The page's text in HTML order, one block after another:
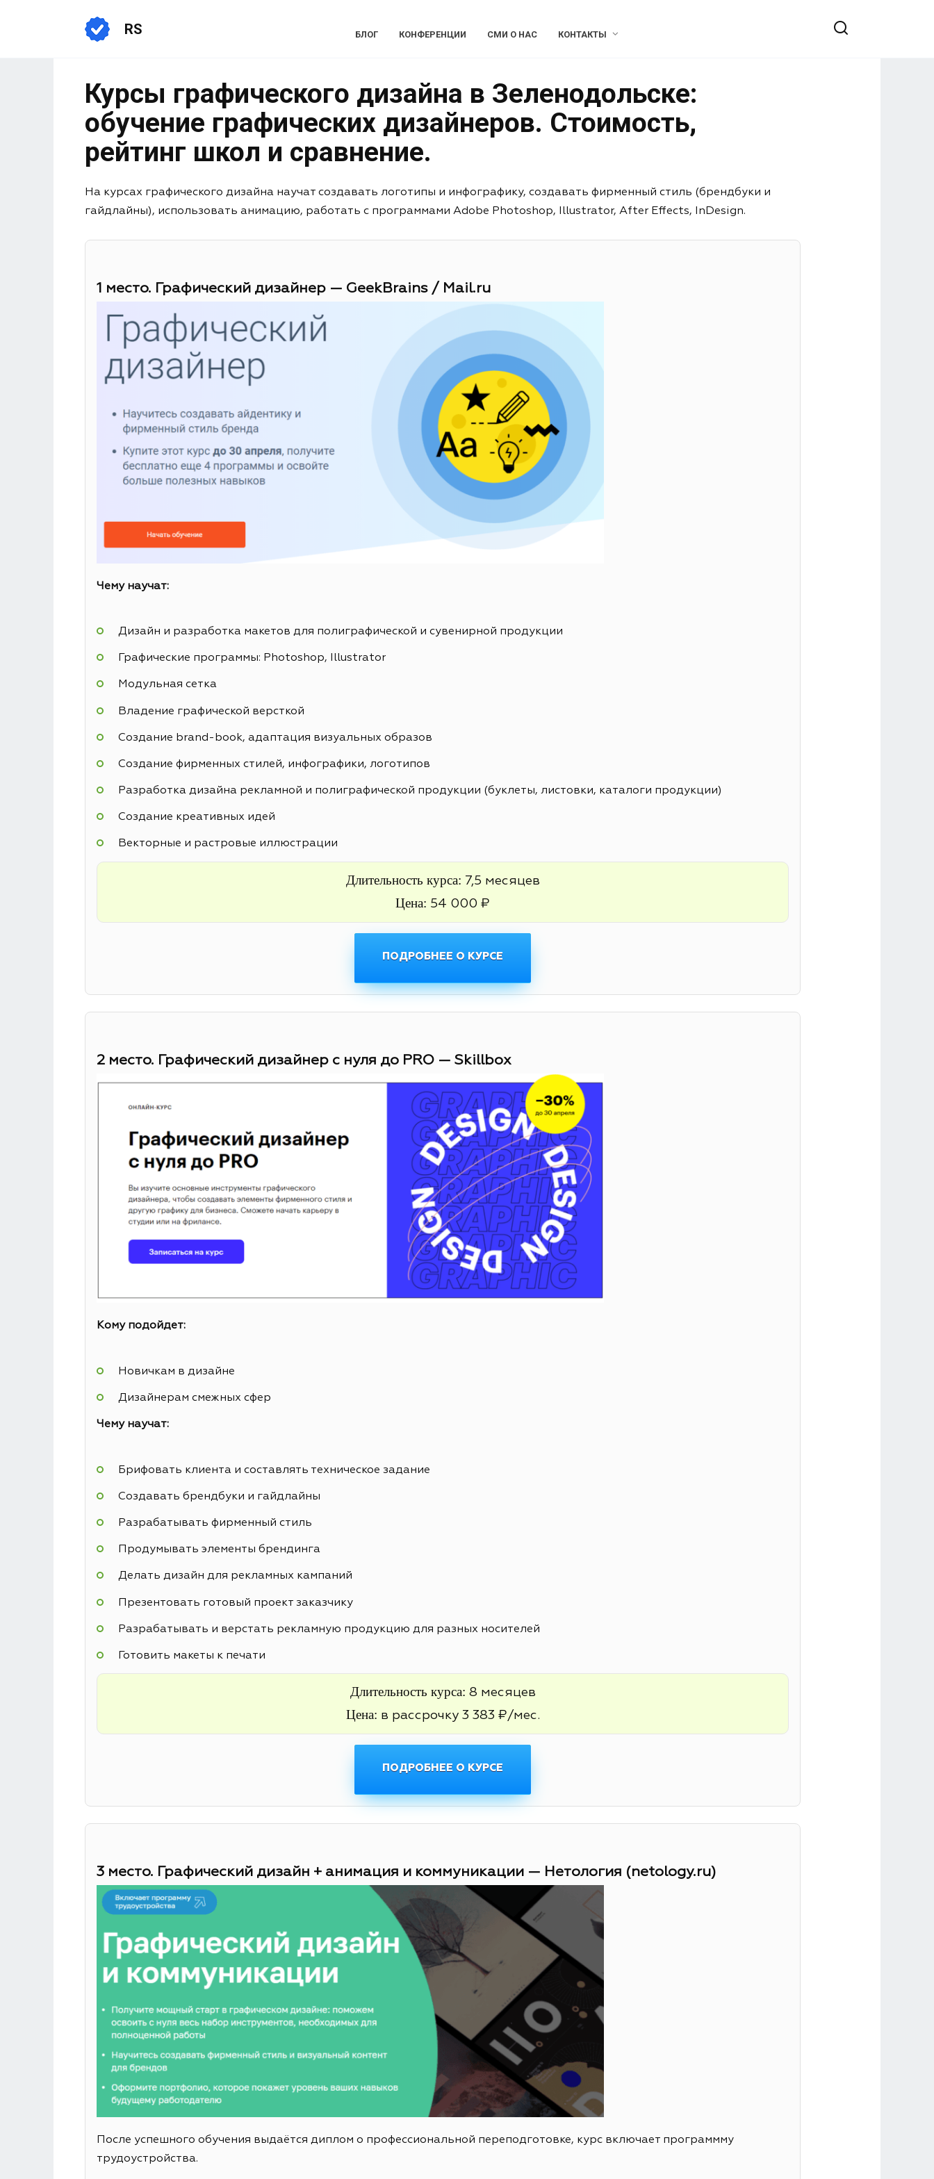
RS БЛОГ КОНФЕРЕНЦИИ СМИ О НАС КОНТАКТЫ
Курсы графического дизайна в Зеленодольске:
обучение графических дизайнеров. Стоимость,
рейтинг школ и сравнение.
На курсах графического дизайна научат создавать логотипы и инфографику, создавать фирменный стиль (брендбуки и
гайдлайны), использовать анимацию, работать с программами Adobe Photoshop, Illustrator, After Effects, InDesign.
1 место. Графический дизайнер — GeekBrains / Mail.ru
Чему научат:
Дизайн и разработка макетов для полиграфической и сувенирной продукции
Графические программы: Photoshop, Illustrator
Модульная сетка
Владение графической версткой
Создание brand-book, адаптация визуальных образов
Создание фирменных стилей, инфографики, логотипов
Разработка дизайна рекламной и полиграфической продукции (буклеты, листовки, каталоги продукции)
Создание креативных идей
Векторные и растровые иллюстрации
Длительность курса: 7,5 месяцев
Цена: 54 000 ₽
ПОДРОБНЕЕ О КУРСЕ
2 место. Графический дизайнер с нуля до PRO — Skillbox
Кому подойдет:
Новичкам в дизайне
Дизайнерам смежных сфер
Чему научат:
Брифовать клиента и составлять техническое задание
Создавать брендбуки и гайдлайны
Разрабатывать фирменный стиль
Продумывать элементы брендинга
Делать дизайн для рекламных кампаний
Презентовать готовый проект заказчику
Разрабатывать и верстать рекламную продукцию для разных носителей
Готовить макеты к печати
Длительность курса: 8 месяцев
Цена: в рассрочку 3 383 ₽/мес.
ПОДРОБНЕЕ О КУРСЕ
3 место. Графический дизайн + анимация и коммуникации — Нетология (netology.ru)
После успешного обучения выдаётся диплом о профессиональной переподготовке, курс включает программму
трудоустройства.